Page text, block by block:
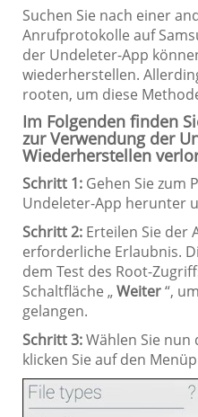
Suchen Sie nach einer
Anrufprotokolle auf
der Undeleter-App
wiederherstellen.
rooten, um diese
Im Folgenden finden
zur Verwendung der
Wiederherstellen
Schritt 1: Gehen Sie zum
Undeleter-App herunter
Schritt 2: Erteilen Sie der
erforderliche Erlaubnis.
dem Test des Root-
Schaltfläche „Weiter“,
gelangen.
Schritt 3:Wählen Sie nun
klicken Sie auf den